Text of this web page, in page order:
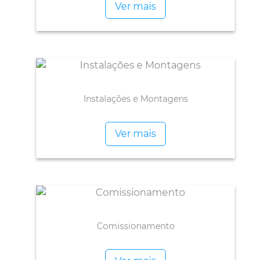
Ver mais
Instalações e Montagens
Ver mais
Comissionamento